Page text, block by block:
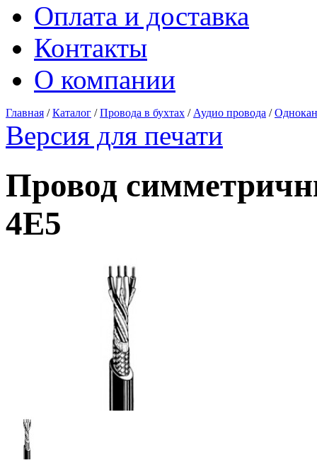
Оплата и доставка
Контакты
О компании
Главная /Каталог /Провода в бухтах / Аудио провода /
Версия для печати
Провод
4E5